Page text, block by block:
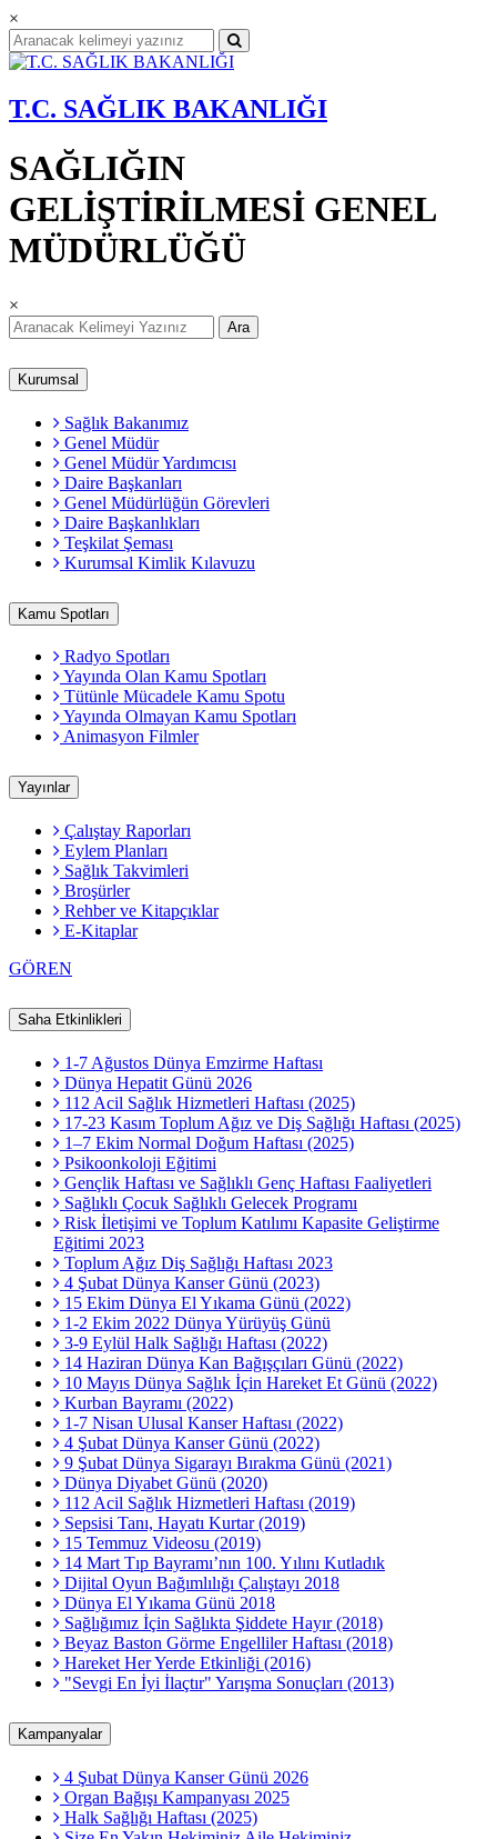
×
T.C. SAĞLIK BAKANLIĞI
SAĞLIĞIN
GELİŞTİRİLMESİ GENEL
MÜDÜRLÜĞÜ
×
Ara
Kurumsal
Sağlık Bakanımız
Genel Müdür
Genel Müdür Yardımcısı
Daire Başkanları
Genel Müdürlüğün Görevleri
Daire Başkanlıkları
Teşkilat Şeması
Kurumsal Kimlik Kılavuzu
Kamu Spotları
Radyo Spotları
Yayında Olan Kamu Spotları
Tütünle Mücadele Kamu Spotu
Yayında Olmayan Kamu Spotları
Animasyon Filmler
Yayınlar
Çalıştay Raporları
Eylem Planları
Sağlık Takvimleri
Broşürler
Rehber ve Kitapçıklar
E-Kitaplar
GÖREN
Saha Etkinlikleri
1-7 Ağustos Dünya Emzirme Haftası
Dünya Hepatit Günü 2026
112 Acil Sağlık Hizmetleri Haftası (2025)
17-23 Kasım Toplum Ağız ve Diş Sağlığı Haftası (2025)
1–7 Ekim Normal Doğum Haftası (2025)
Psikoonkoloji Eğitimi
Gençlik Haftası ve Sağlıklı Genç Haftası Faaliyetleri
Sağlıklı Çocuk Sağlıklı Gelecek Programı
Risk İletişimi ve Toplum Katılımı Kapasite Geliştirme
Eğitimi 2023
Toplum Ağız Diş Sağlığı Haftası 2023
4 Şubat Dünya Kanser Günü (2023)
15 Ekim Dünya El Yıkama Günü (2022)
1-2 Ekim 2022 Dünya Yürüyüş Günü
3-9 Eylül Halk Sağlığı Haftası (2022)
14 Haziran Dünya Kan Bağışçıları Günü (2022)
10 Mayıs Dünya Sağlık İçin Hareket Et Günü (2022)
Kurban Bayramı (2022)
1-7 Nisan Ulusal Kanser Haftası (2022)
4 Şubat Dünya Kanser Günü (2022)
9 Şubat Dünya Sigarayı Bırakma Günü (2021)
Dünya Diyabet Günü (2020)
112 Acil Sağlık Hizmetleri Haftası (2019)
Sepsisi Tanı, Hayatı Kurtar (2019)
15 Temmuz Videosu (2019)
14 Mart Tıp Bayramı’nın 100. Yılını Kutladık
Dijital Oyun Bağımlılığı Çalıştayı 2018
Dünya El Yıkama Günü 2018
Sağlığımız İçin Sağlıkta Şiddete Hayır (2018)
Beyaz Baston Görme Engelliler Haftası (2018)
Hareket Her Yerde Etkinliği (2016)
"Sevgi En İyi İlaçtır" Yarışma Sonuçları (2013)
Kampanyalar
4 Şubat Dünya Kanser Günü 2026
Organ Bağışı Kampanyası 2025
Halk Sağlığı Haftası (2025)